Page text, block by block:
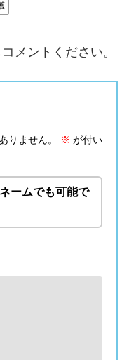
メントください。
りません。 ※ が付い
ームでも可能で